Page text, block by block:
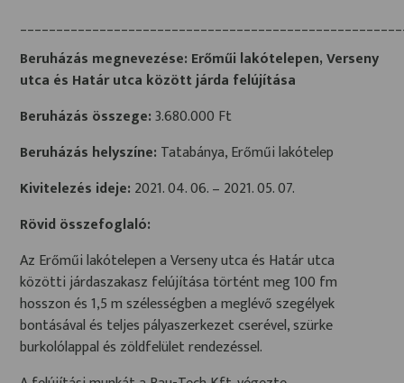
Beruházás megnevezése: Erőműi lakótelepen, Verseny
utca és Határ utca között járda felújítása
Beruházás összege:3.680.000 Ft
Beruházás helyszíne: Tatabánya, Erőműi lakótelep
Kivitelezés ideje: 2021. 04. 06. – 2021. 05. 07.
Rövid összefoglaló:
Az Erőműi lakótelepen a Verseny utca és Határ utca
közötti járdaszakasz felújítása történt meg 100 fm
hosszon és 1,5 m szélességben a meglévő szegélyek
bontásával és teljes pályaszerkezet cserével, szürke
burkolólappal és zöldfelület rendezéssel.